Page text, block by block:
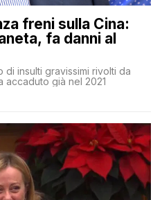
freni sulla Cina:
fa danni al
insulti gravissimi rivolti da
accaduto già nel 2021